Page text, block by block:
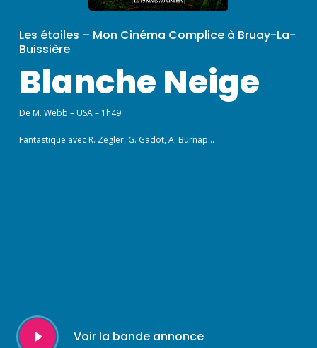
Les étoiles – Mon Cinéma Complice à Bruay-La-
Buissière
Blanche Neige
De M. Webb – USA – 1h49
Fantastique avec R. Zegler, G. Gadot, A. Burnap…
Play
Video
Voir la bande annonce